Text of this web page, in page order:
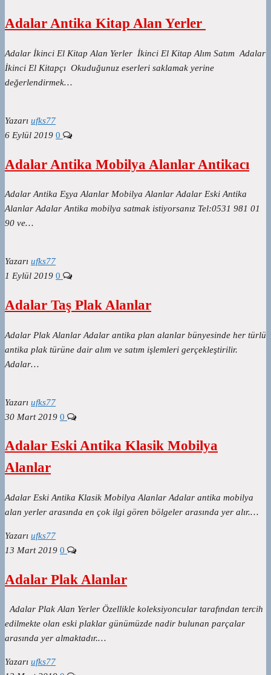
Adalar Antika Kitap Alan Yerler
Adalar İkinci El Kitap Alan Yerler İkinci El Kitap Alım Satım Adalar
İkinci El Kitapçı Okuduğunuz eserleri saklamak yerine
değerlendirmek…
Yazarı ufks77
6 Eylül 2019 0
Adalar Antika Mobilya Alanlar Antikacı
Adalar Antika Eşya Alanlar Mobilya Alanlar Adalar Eski Antika
Alanlar Adalar Antika mobilya satmak istiyorsanız Tel:0531 981 01
90 ve…
Yazarı ufks77
1 Eylül 2019 0
Adalar Taş Plak Alanlar
Adalar Plak Alanlar Adalar antika plan alanlar bünyesinde her türlü
antika plak türüne dair alım ve satım işlemleri gerçekleştirilir.
Adalar…
Yazarı ufks77
30 Mart 2019 0
Adalar Eski Antika Klasik Mobilya
Alanlar
Adalar Eski Antika Klasik Mobilya Alanlar Adalar antika mobilya
alan yerler arasında en çok ilgi gören bölgeler arasında yer alır.…
Yazarı ufks77
13 Mart 2019 0
Adalar Plak Alanlar
Adalar Plak Alan Yerler Özellikle koleksiyoncular tarafından tercih
edilmekte olan eski plaklar günümüzde nadir bulunan parçalar
arasında yer almaktadır.…
Yazarı ufks77